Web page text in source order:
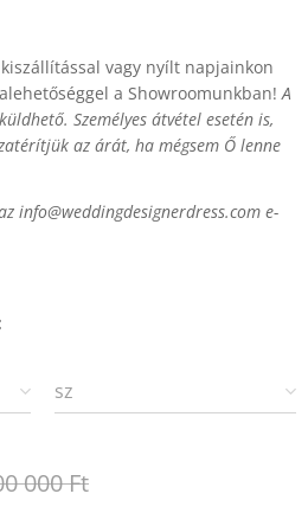
vagy nyílt napjainkon
a Showroomunkban!A
Személyes átvétel esetén is,
az árát, ha mégsem Ő lenne
info@weddingdesignerdress.com e-
sz
000Ft